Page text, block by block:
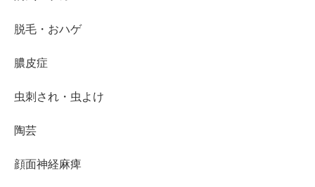
脱毛・おハゲ
膿皮症
虫刺され・虫よけ
陶芸
顔面神経麻痺